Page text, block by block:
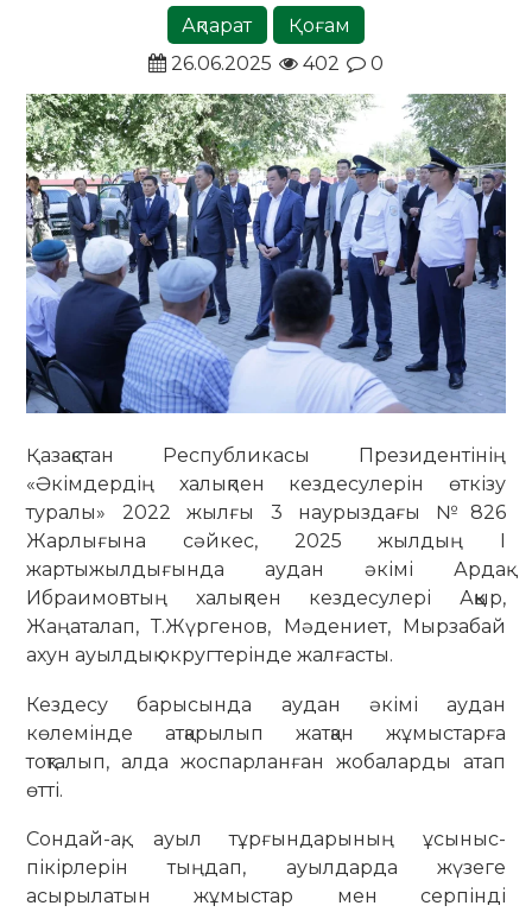
Ақпарат
Қоғам
26.06.2025
402 0
Қазақстан Республикасы Президентінің
«Әкімдердің халықпен кездесулерін өткізу
туралы» 2022 жылғы 3 наурыздағы №826
Жарлығына сәйкес, 2025 жылдың І
жартыжылдығында аудан әкімі Ардақ
Ибраимовтың халықпен кездесулері Аққыр,
Жаңаталап, Т.Жүргенов, Мәдениет, Мырзабай
ахун ауылдық округтерінде жалғасты.
Кездесу барысында аудан әкімі аудан
көлемінде атқарылып жатқан жұмыстарға
тоқталып, алда жоспарланған жобаларды атап
өтті.
Сондай-ақ, ауыл тұрғындарының ұсыныс-
пікірлерін тыңдап, ауылдарда жүзеге
асырылатын жұмыстар мен серпінді